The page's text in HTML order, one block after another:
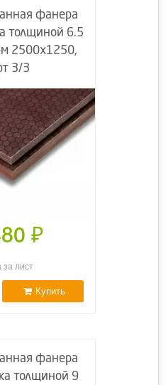
фанера
толщиной 6.5
2500х1250,
3/3
₽
за лист
Купить
фанера
толщиной 9